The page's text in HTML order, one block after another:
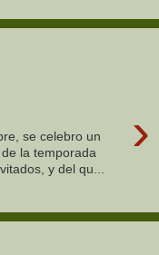
›
se celebro un
la temporada
y del qu...